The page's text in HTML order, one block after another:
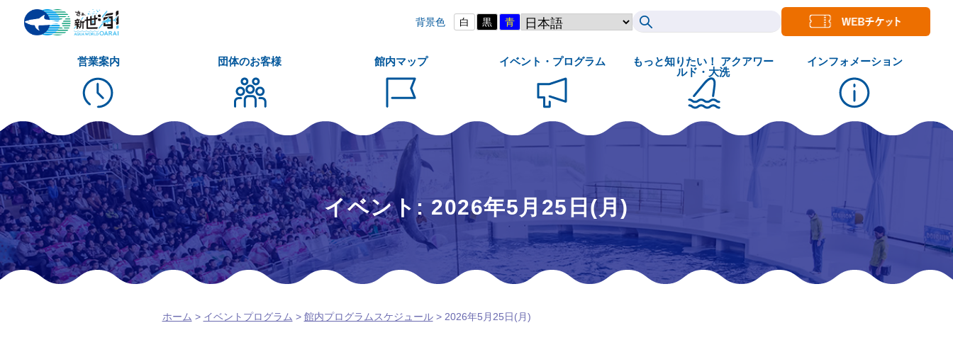
背景色 白 黒 青
営業案内 団体のお客様 館内マップ イベント・プログラム
もっと知りたい！ アクアワー
ルド・大洗
インフォメーション
イベント: 2026年5月25日(月)
ホーム > イベントプログラム > 館内プログラムスケジュール> 2026年5月25日(月)